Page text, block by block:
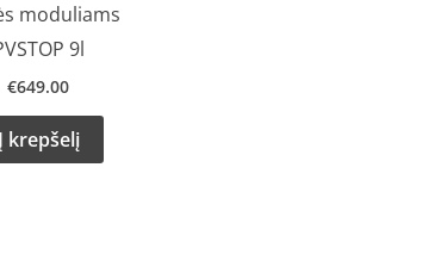
moduliams
9l
€649.00
Į krepšelį